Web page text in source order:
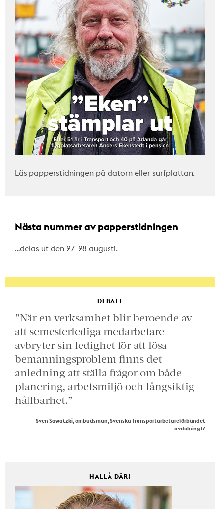
Läs papperstidningen på datorn eller surfplattan.
Nästa nummer av papperstidningen
…delas ut den 27–28 augusti.
DEBATT
”När en verksamhet blir beroende av
att semesterlediga medarbetare
avbryter sin ledighet för att lösa
bemanningsproblem finns det
anledning att ställa frågor om både
planering, arbetsmiljö och långsiktig
hållbarhet.”
Sven Sawatzki, ombudsman, Svenska Transportarbetareförbundet
avdelning 17
HALLÅ DÄR!